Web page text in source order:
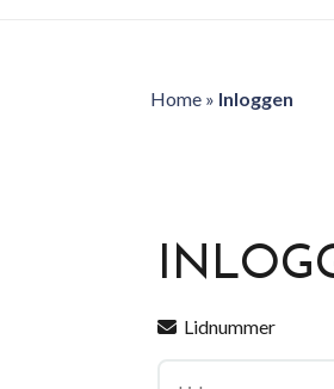
Home» Inloggen
Lidnummer